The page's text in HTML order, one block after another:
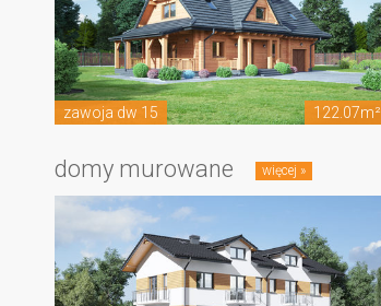
zawoja dw 15 122.07m²
domy murowane